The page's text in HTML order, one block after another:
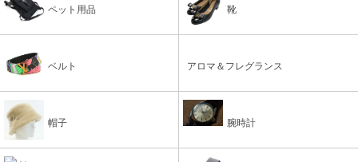
ペット用品 靴
ベルト アロマ＆フレグランス
帽子 腕時計